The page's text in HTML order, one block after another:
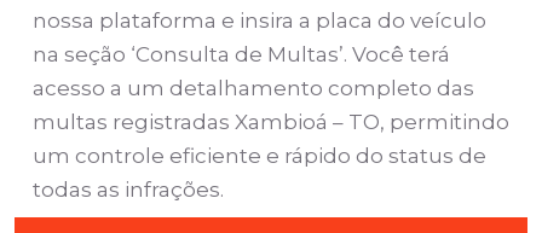
nossa plataforma e insira a placa do veículo
na seção ‘Consulta de Multas’. Você terá
acesso a um detalhamento completo das
multas registradas Xambioá – TO, permitindo
um controle eficiente e rápido do status de
todas as infrações.